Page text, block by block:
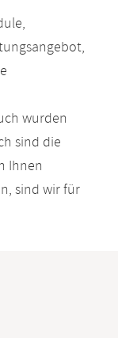
wurden
sind die
Ihnen
sind wir für